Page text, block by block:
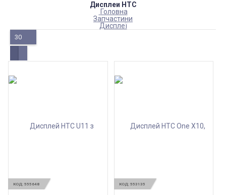
Дисплеи HTC
Головна
Запчастини
Дисплеї
30
КОД: 555648 КОД: 553135